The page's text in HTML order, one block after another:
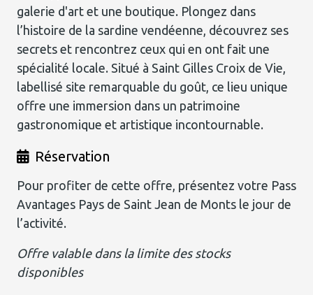
galerie d'art et une boutique. Plongez dans
l’histoire de la sardine vendéenne, découvrez ses
secrets et rencontrez ceux qui en ont fait une
spécialité locale. Situé à Saint Gilles Croix de Vie,
labellisé site remarquable du goût, ce lieu unique
offre une immersion dans un patrimoine
gastronomique et artistique incontournable.
Réservation
Pour profiter de cette offre, présentez votre Pass
Avantages Pays de Saint Jean de Monts le jour de
l’activité.
Offre valable dans la limite des stocks
disponibles